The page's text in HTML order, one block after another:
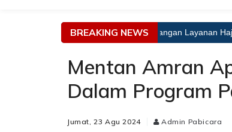
BREAKING NEWS
Menhaj: Tak Ada Toleransi Kekurangan Layanan Haji 2026
Mentan Amran
Dalam Program
Jumat, 23 Agu 2024 Admin Pabicara